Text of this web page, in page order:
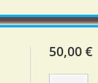
50,00 €